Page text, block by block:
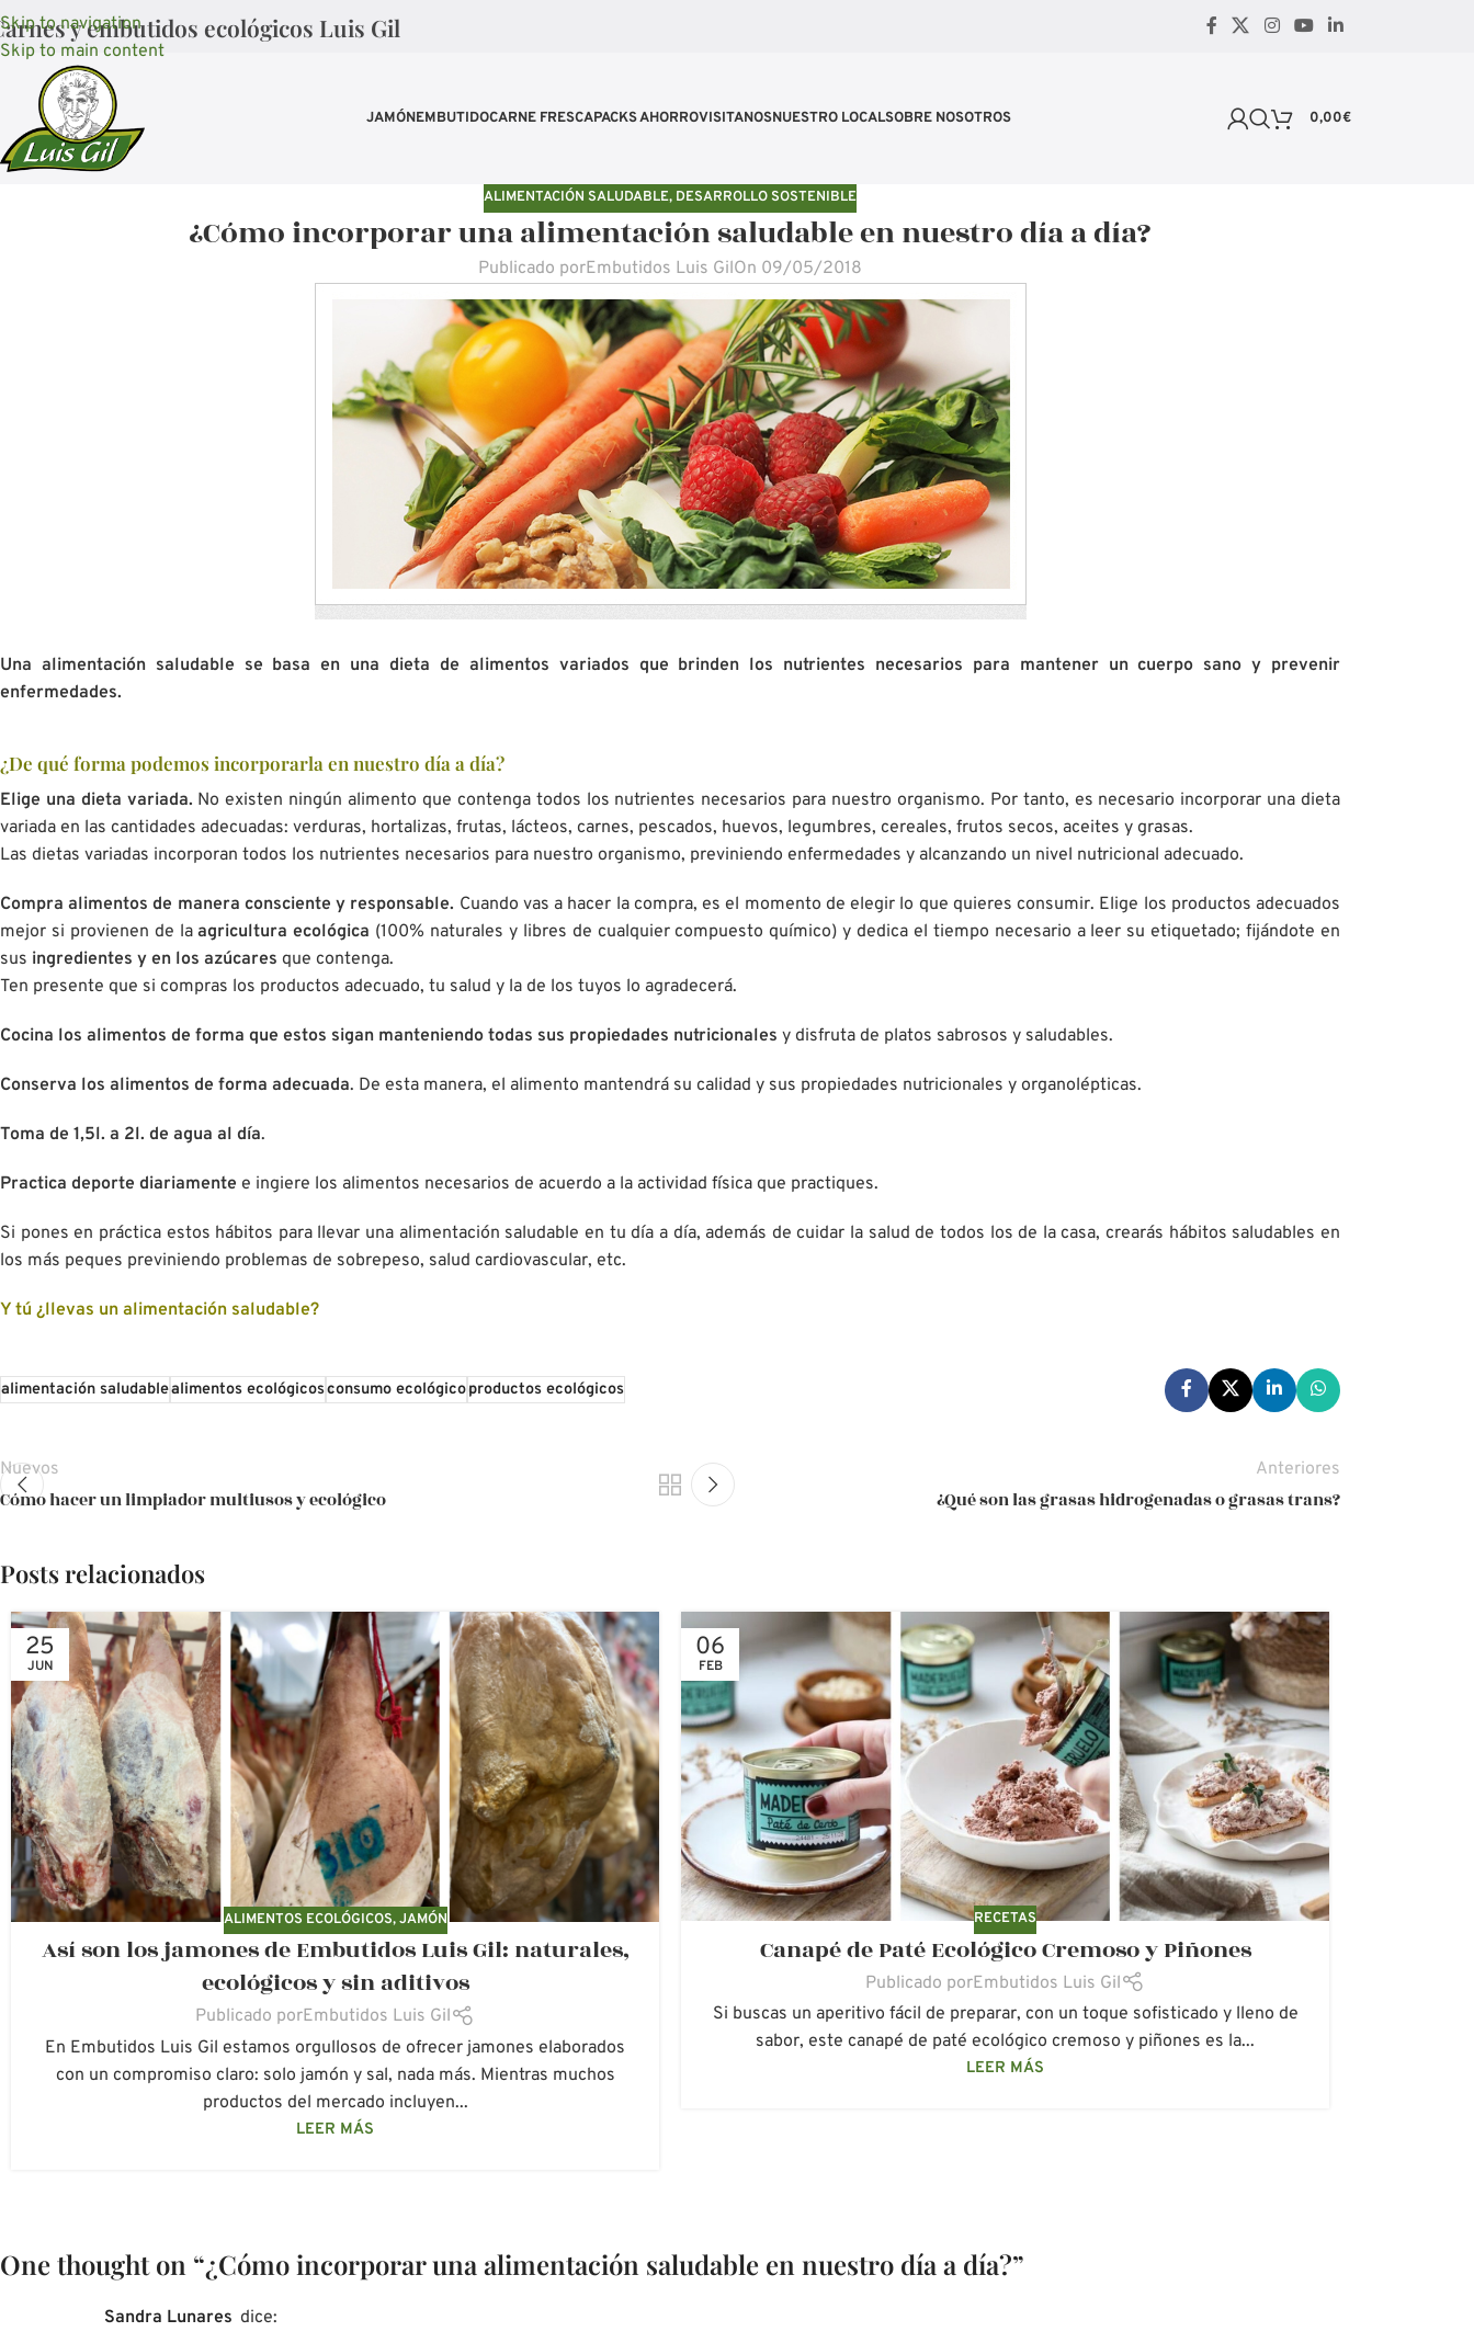
Skip to navigation
Skip to main content
y embutidos ecológicos Luis Gil
JAMÓNEMBUTIDOCARNE FRESCAPACKS AHORROVISITANOSNUESTRO LOCALSOBRE NOSOTROS 0,00€
ALIMENTACIÓN SALUDABLE, DESARROLLO SOSTENIBLE
¿Cómo incorporar una alimentación saludable en nuestro día a día?
Publicado porEmbutidos Luis GilOn 09/05/2018
Una alimentación saludable se basa en una dieta de alimentos variados que brinden los nutrientes necesarios para mantener un cuerpo sano y prevenir
enfermedades.
¿De qué forma podemos incorporarla en nuestro día a día?
Elige una dieta variada. No existen ningún alimento que contenga todos los nutrientes necesarios para nuestro organismo. Por tanto, es necesario incorporar una dieta
variada en las cantidades adecuadas: verduras, hortalizas, frutas, lácteos, carnes, pescados, huevos, legumbres, cereales, frutos secos, aceites y grasas.
Las dietas variadas incorporan todos los nutrientes necesarios para nuestro organismo, previniendo enfermedades y alcanzando un nivel nutricional adecuado.
Compra alimentos de manera consciente y responsable. Cuando vas a hacer la compra, es el momento de elegir lo que quieres consumir. Elige los productos adecuados
mejor si provienen de laagricultura ecológica (100% naturales y libres de cualquier compuesto químico) y dedica el tiempo necesario a leer su etiquetado; fijándote en
sus ingredientes y en los azúcares que contenga.
Ten presente que si compras los productos adecuado, tu salud y la de los tuyos lo agradecerá.
Cocina los alimentos de forma que estos sigan manteniendo todas sus propiedades nutricionales y disfruta de platos sabrosos y saludables.
Conserva los alimentos de forma adecuada. De esta manera, el alimento mantendrá su calidad y sus propiedades nutricionales y organolépticas.
Toma de 1,5l. a 2l. de agua al día.
Practica deporte diariamente e ingiere los alimentos necesarios de acuerdo a la actividad física que practiques.
Si pones en práctica estos hábitos para llevar una alimentación saludable en tu día a día, además de cuidar la salud de todos los de la casa, crearás hábitos saludables en
los más peques previniendo problemas de sobrepeso, salud cardiovascular, etc.
Y tú ¿llevas un alimentación saludable?
alimentación saludablealimentos ecológicosconsumo ecológicoproductos ecológicos
Nuevos
Cómo hacer un limpiador multiusos y ecológico
Anteriores
¿Qué son las grasas hidrogenadas o grasas trans?
Posts relacionados
25
JUN
ALIMENTOS ECOLÓGICOS,JAMÓN
Así son los jamones de Embutidos Luis Gil: naturales,
ecológicos y sin aditivos
Publicado porEmbutidos Luis Gil
En Embutidos Luis Gil estamos orgullosos de ofrecer jamones elaborados
con un compromiso claro: solo jamón y sal, nada más. Mientras muchos
productos del mercado incluyen...
LEER MÁS
06
FEB
RECETAS
Canapé de Paté Ecológico Cremoso y Piñones
Publicado porEmbutidos Luis Gil
Si buscas un aperitivo fácil de preparar, con un toque sofisticado y lleno de
sabor, este canapé de paté ecológico cremoso y piñones es la...
LEER MÁS
One thought on “¿Cómo incorporar una alimentación saludable en nuestro día a día?”
Sandra Lunares dice: